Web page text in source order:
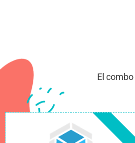
El
20% DTO